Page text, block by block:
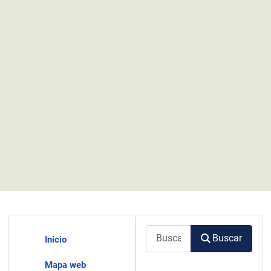
Inicio
Mapa web
Buscar